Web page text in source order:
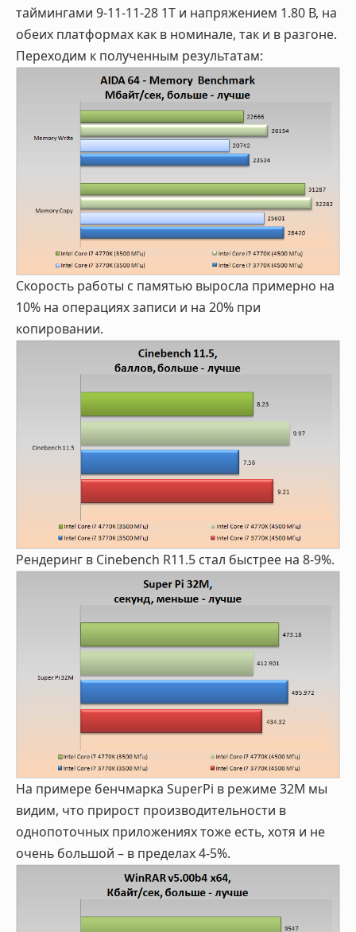
таймингами 9-11-11-28 1T и напряжением 1.80 В, на
обеих платформах как в номинале, так и в разгоне.
Переходим к полученным результатам:
Скорость работы с памятью выросла примерно на
10% на операциях записи и на 20% при
копировании.
Рендеринг в Cinebench R11.5 стал быстрее на 8-9%.
На примере бенчмарка SuperPi в режиме 32М мы
видим, что прирост производительности в
однопоточных приложениях тоже есть, хотя и не
очень большой – в пределах 4-5%.